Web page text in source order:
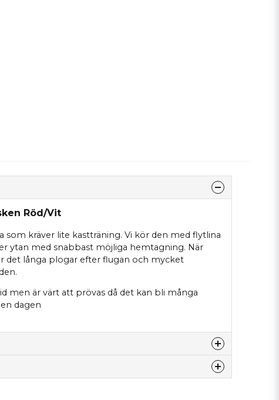
Röd/Vit
som kräver lite kastträning. Vi kör den med flytlina
ytan med snabbast möjliga hemtagning. När
det långa plogar efter flugan och mycket
men är värt att prövas då det kan bli många
dagen